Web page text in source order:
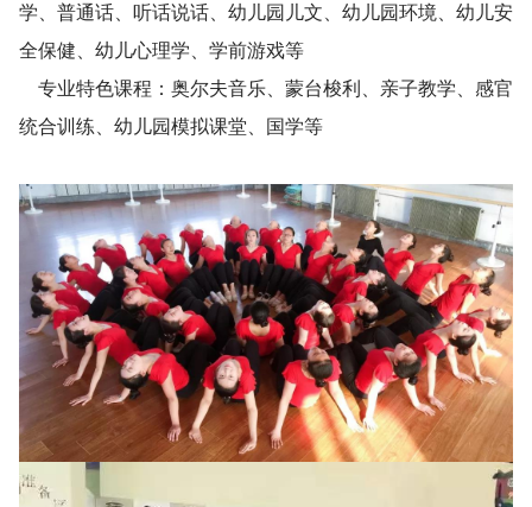
学、普通话、听话说话、幼儿园儿文、幼儿园环境、幼儿安
全保健、幼儿心理学、学前游戏等
专业特色课程：奥尔夫音乐、蒙台梭利、亲子教学、感官
统合训练、幼儿园模拟课堂、国学等